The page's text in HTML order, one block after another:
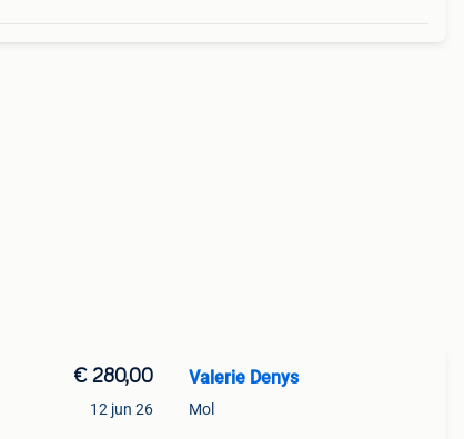
€ 280,00
12 jun 26
Valerie Denys
Mol